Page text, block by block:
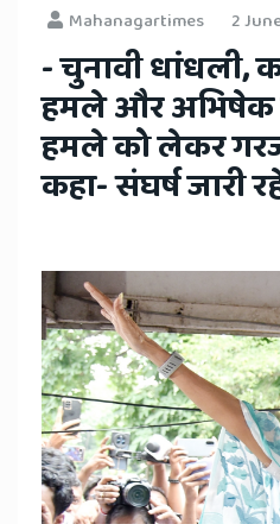
Mahanagartimes 2
- चुनावी धांधली,
हमले और अभिषेक
हमले को लेकर
कहा- संघर्ष जारी